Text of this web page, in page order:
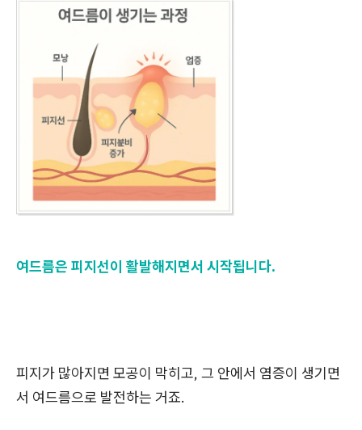
여드름은 피지선이 활발해지면서 시작됩니다.
피지가 많아지면 모공이 막히고, 그 안에서 염증이 생기면
서 여드름으로 발전하는 거죠.